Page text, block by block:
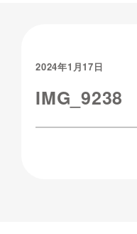
2024年1月17日
IMG_9238